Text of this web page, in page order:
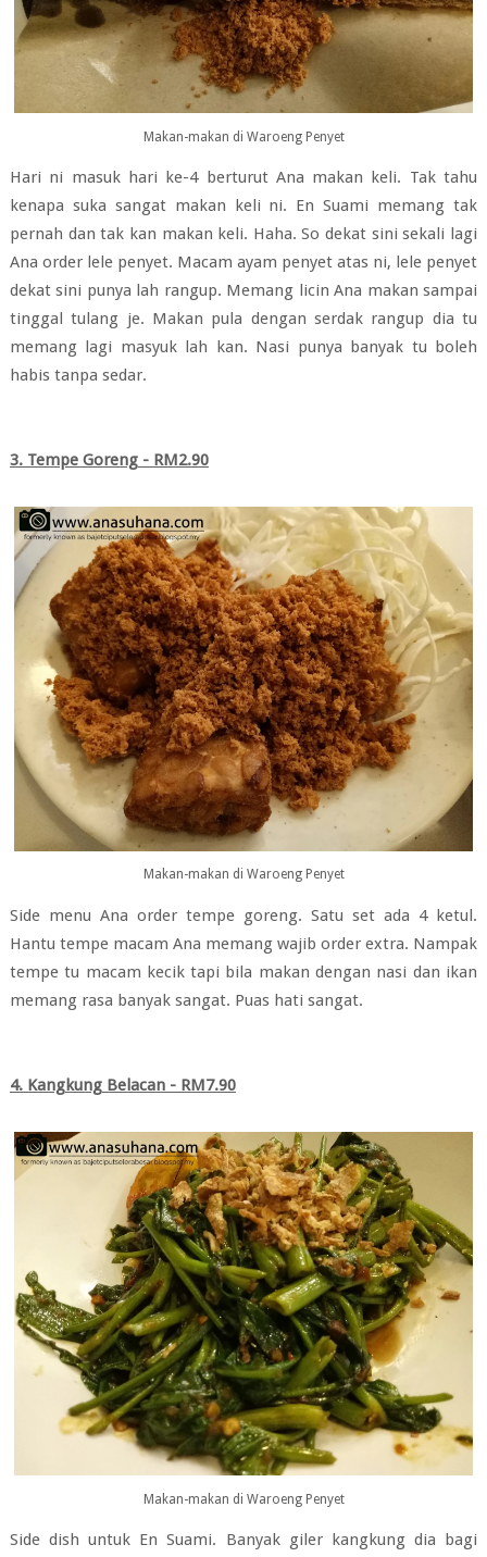
Makan-makan di Waroeng Penyet
Hari ni masuk hari ke-4 berturut Ana makan keli. Tak tahu
kenapa suka sangat makan keli ni. En Suami memang tak
pernah dan tak kan makan keli. Haha. So dekat sini sekali lagi
Ana order lele penyet. Macam ayam penyet atas ni, lele penyet
dekat sini punya lah rangup. Memang licin Ana makan sampai
tinggal tulang je. Makan pula dengan serdak rangup dia tu
memang lagi masyuk lah kan. Nasi punya banyak tu boleh
habis tanpa sedar.
3. Tempe Goreng - RM2.90
Makan-makan di Waroeng Penyet
Side menu Ana order tempe goreng. Satu set ada 4 ketul.
Hantu tempe macam Ana memang wajib order extra. Nampak
tempe tu macam kecik tapi bila makan dengan nasi dan ikan
memang rasa banyak sangat. Puas hati sangat.
4. Kangkung Belacan - RM7.90
Makan-makan di Waroeng Penyet
Side dish untuk En Suami. Banyak giler kangkung dia bagi